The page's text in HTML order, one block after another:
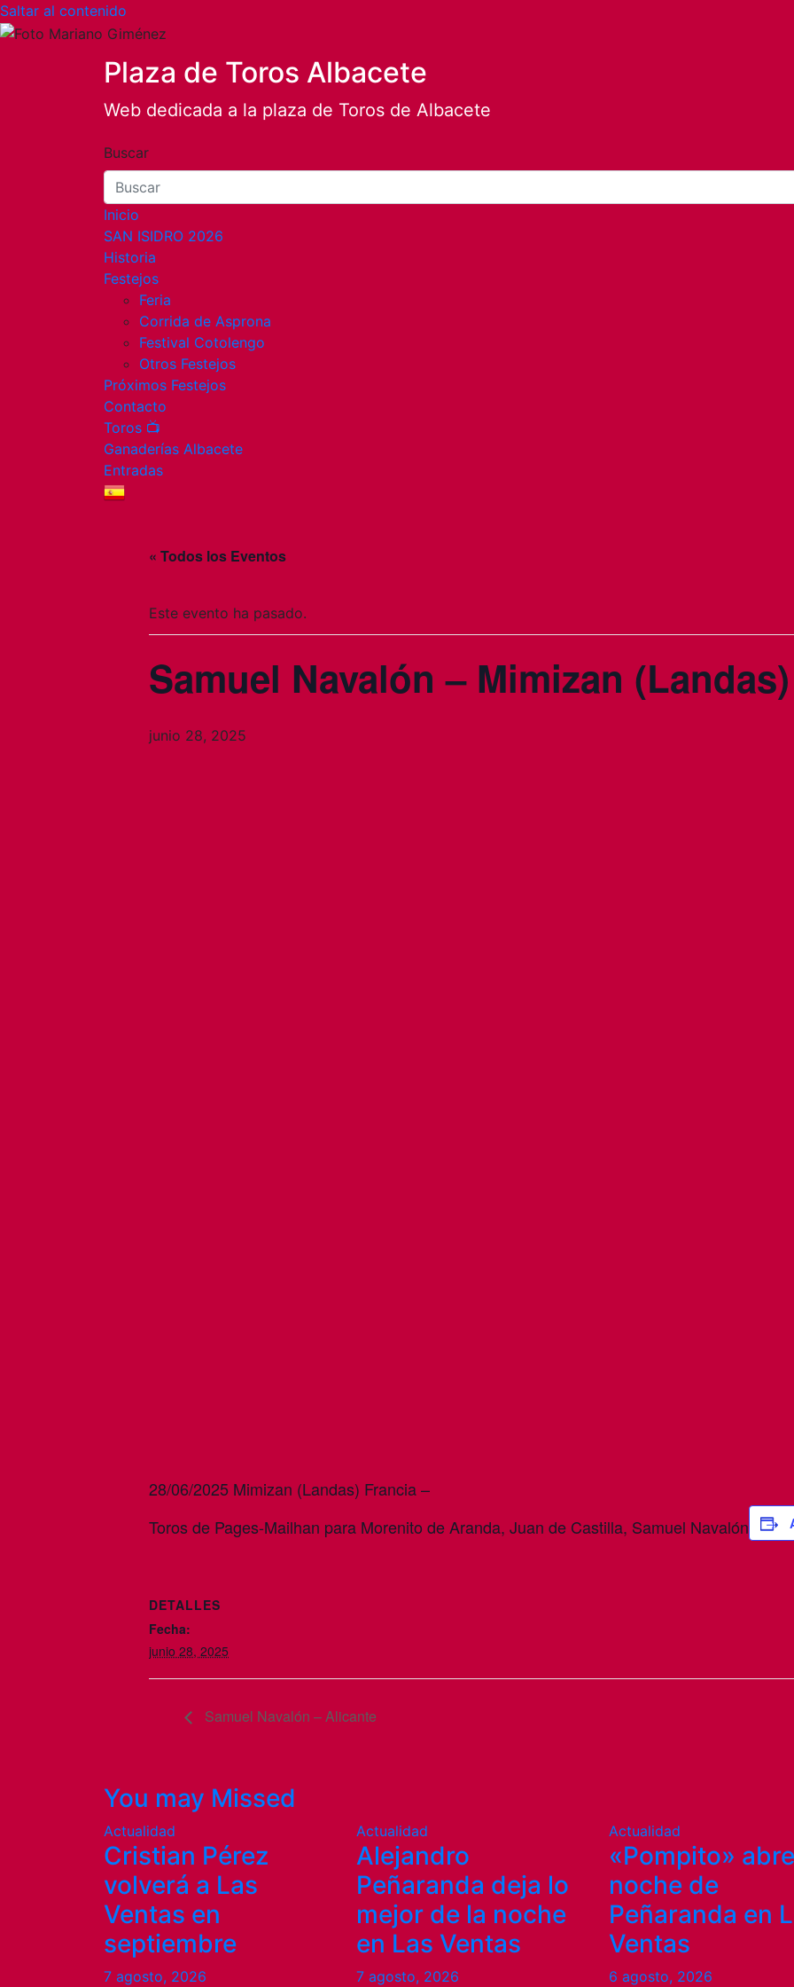
Saltar al contenido
Plaza de Toros Albacete
Web dedicada a la plaza de Toros de Albacete
Buscar
Inicio
SAN ISIDRO 2026
Historia
Festejos
Feria
Corrida de Asprona
Festival Cotolengo
Otros Festejos
Próximos Festejos
Contacto
Toros 📺
Ganaderías Albacete
Entradas
« Todos los Eventos
Este evento ha pasado.
Samuel Navalón – Mimizan
junio 28, 2025
28/06/2025 Mimizan (Landas) Francia –
Toros de Pages-Mailhan para Morenito de Aranda, Juan de Castilla, Samuel Navalón
DETALLES
Fecha:
junio 28, 2025
Samuel Navalón – Alicante
You may Missed
Actualidad
Cristian Pérez
volverá a Las
Ventas en
septiembre
7 agosto, 2026
Actualidad
Alejandro
Peñaranda deja lo
mejor de la noche
en Las Ventas
7 agosto, 2026
Actualidad
«Pompito»
noche de
Peñaranda en
Ventas
6 agosto, 2026